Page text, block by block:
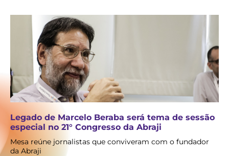
Legado de Marcelo Beraba será tema de sessão
especial no 21° Congresso da Abraji
Mesa reúne jornalistas que conviveram com o fundador
da Abraji